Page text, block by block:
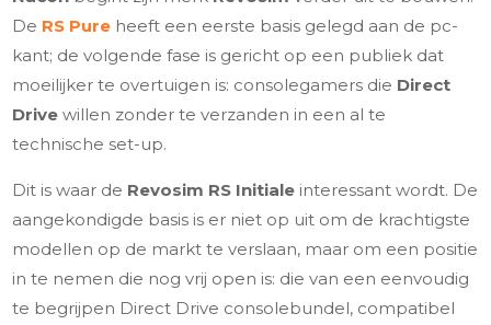
De RS Pure heeft een eerste basis gelegd aan de pc-
kant; de volgende fase is gericht op een publiek dat
moeilijker te overtuigen is: consolegamers die Direct
Drive willen zonder te verzanden in een al te
technische set-up.
Dit is waar de Revosim RS Initiale interessant wordt. De
aangekondigde basis is er niet op uit om de krachtigste
modellen op de markt te verslaan, maar om een positie
in te nemen die nog vrij open is: die van een eenvoudig
te begrijpen Direct Drive consolebundel, compatibel